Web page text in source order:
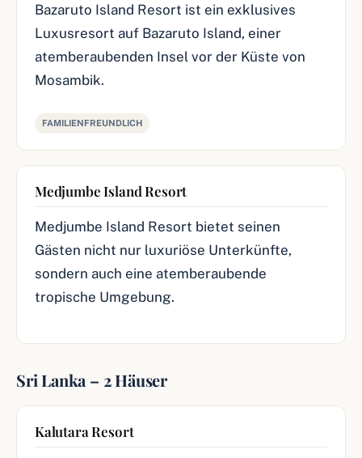
Bazaruto Island Resort ist ein exklusives
Luxusresort auf Bazaruto Island, einer
atemberaubenden Insel vor der Küste von
Mosambik.
FAMILIENFREUNDLICH
Medjumbe Island Resort
Medjumbe Island Resort bietet seinen
Gästen nicht nur luxuriöse Unterkünfte,
sondern auch eine atemberaubende
tropische Umgebung.
Sri Lanka – 2 Häuser
Kalutara Resort